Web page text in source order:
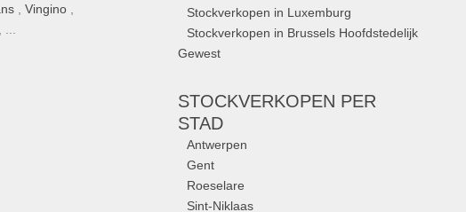
,Vingino
Stockverkopen in Luxemburg
Stockverkopen in Brussels Hoofdstedelijk
Gewest
STOCKVERKOPEN PER
STAD
Antwerpen
Gent
Roeselare
Sint-Niklaas